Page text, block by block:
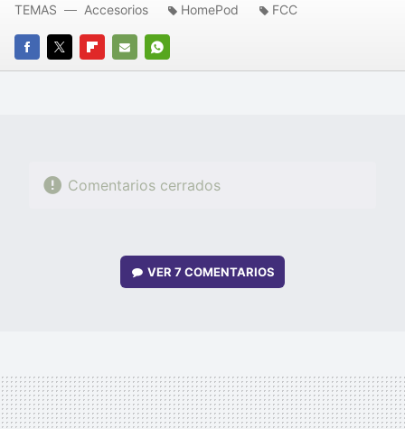
FACEBOOK
TWITTERFLIPBOARD
E-
WHATSAPP
TEMAS Accesorios HomePod FCC
Comentarios cerrados
VER7 COMENTARIOS